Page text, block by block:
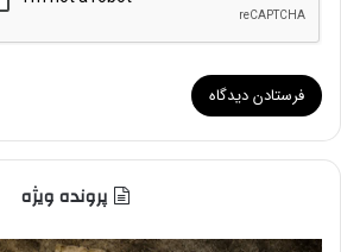
پرونده ویژه